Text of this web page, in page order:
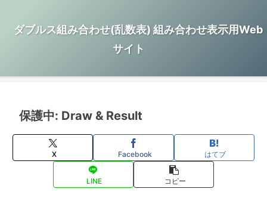
ダブルス組み合わせ(乱数表) 組み合わせ表示用Web
サイト
保護中: Draw & Result
X Facebook はてブ
LINE コピー